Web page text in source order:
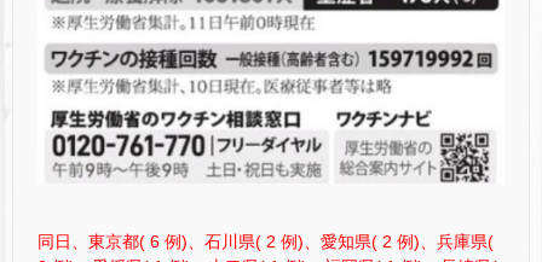
同日、東京都( 6 例)、石川県( 2 例)、愛知県( 2 例)、兵庫県(